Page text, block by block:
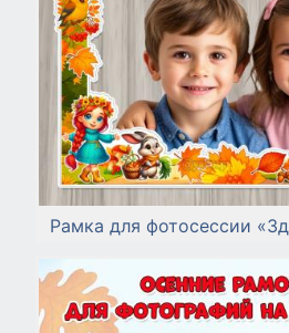
Рамка для фотосессии